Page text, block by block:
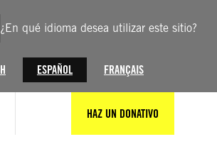
¿En qué idioma desea utilizar este sitio?
ESPAÑOL FRANÇAIS
HAZ UN DONATIVO